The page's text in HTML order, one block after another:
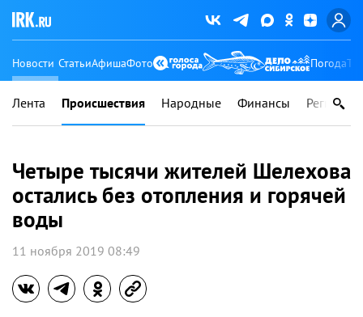
Новости СтатьиАфишаФото Погода
Лента Происшествия Народные Финансы Регионы
Четыре тысячи жителей Шелехова
остались без отопления и горячей
воды
11 ноября 2019 08:49